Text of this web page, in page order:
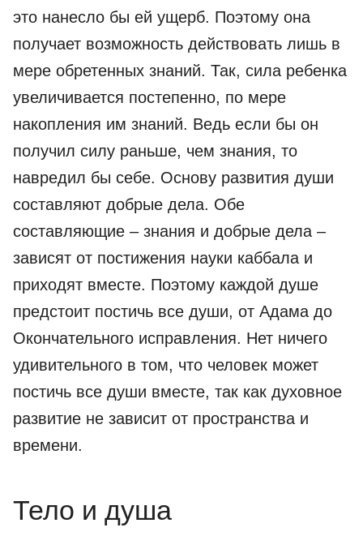
это нанесло бы ей ущерб. Поэтому она
получает возможность действовать лишь в
мере обретенных знаний. Так, сила ребенка
увеличивается постепенно, по мере
накопления им знаний. Ведь если бы он
получил силу раньше, чем знания, то
навредил бы себе. Основу развития души
составляют добрые дела. Обе
составляющие – знания и добрые дела –
зависят от постижения науки каббала и
приходят вместе. Поэтому каждой душе
предстоит постичь все души, от Адама до
Окончательного исправления. Нет ничего
удивительного в том, что человек может
постичь все души вместе, так как духовное
развитие не зависит от пространства и
времени.
Тело и душа